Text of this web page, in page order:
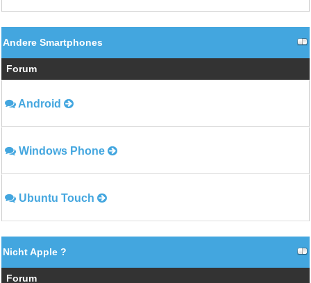
Andere Smartphones
Forum
Android
Windows Phone
Ubuntu Touch
Nicht Apple ?
Forum